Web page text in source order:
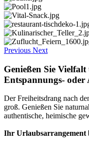
Previous Next
Genießen Sie
Entspannungs-
Der Freiheitsdrang nach
groß. Genießen Sie
authentische, heimische
Ihr Urlaubsarrangement